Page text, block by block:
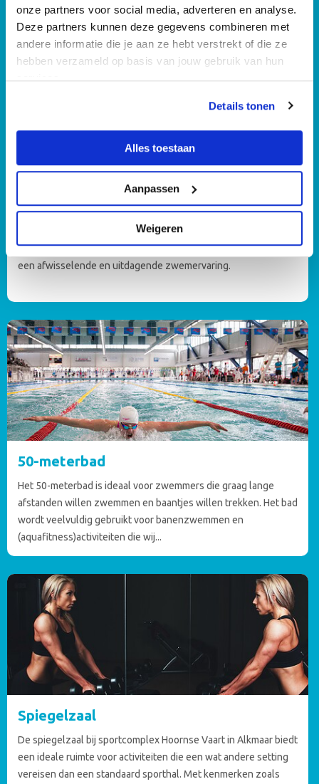
onze partners voor social media, adverteren en analyse.
Deze partners kunnen deze gegevens combineren met
andere informatie die je aan ze hebt verstrekt of die ze
hebben verzameld op basis van jouw gebruik van hun
services.
Details tonen
Alles toestaan
Aanpassen
Weigeren
meterbad, het Instructiebad en het Golfslagbad zijn te vinden
als je na de kassa linksaf...
25-meterbad
Het 25-meterbad van zwembad Hoornse Vaart in Alkmaar is
een ideale locatie voor zwemliefhebbers die op zoek zijn naar
een afwisselende en uitdagende zwemervaring.
50-meterbad
Het 50-meterbad is ideaal voor zwemmers die graag lange
afstanden willen zwemmen en baantjes willen trekken. Het bad
wordt veelvuldig gebruikt voor banenzwemmen en
(aquafitness)activiteiten die wij...
Spiegelzaal
De spiegelzaal bij sportcomplex Hoornse Vaart in Alkmaar biedt
een ideale ruimte voor activiteiten die een wat andere setting
vereisen dan een standaard sporthal. Met kenmerken zoals